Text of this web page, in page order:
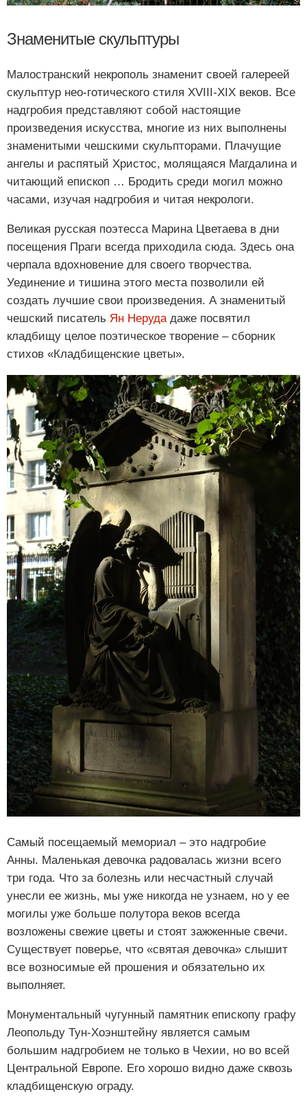
Знаменитые скульптуры
Малостранский некрополь знаменит своей галереей
скульптур нео-готического стиля XVIII-XIX веков. Все
надгробия представляют собой настоящие
произведения искусства, многие из них выполнены
знаменитыми чешскими скульпторами. Плачущие
ангелы и распятый Христос, молящаяся Магдалина и
читающий епископ … Бродить среди могил можно
часами, изучая надгробия и читая некрологи.
Великая русская поэтесса Марина Цветаева в дни
посещения Праги всегда приходила сюда. Здесь она
черпала вдохновение для своего творчества.
Уединение и тишина этого места позволили ей
создать лучшие свои произведения. А знаменитый
чешский писатель Ян Нерудадаже посвятил
кладбищу целое поэтическое творение – сборник
стихов «Кладбищенские цветы».
Самый посещаемый мемориал – это надгробие
Анны. Маленькая девочка радовалась жизни всего
три года. Что за болезнь или несчастный случай
унесли ее жизнь, мы уже никогда не узнаем, но у ее
могилы уже больше полутора веков всегда
возложены свежие цветы и стоят зажженные свечи.
Существует поверье, что «святая девочка» слышит
все возносимые ей прошения и обязательно их
выполняет.
Монументальный чугунный памятник епископу графу
Леопольду Тун-Хоэнштейну является самым
большим надгробием не только в Чехии, но во всей
Центральной Европе. Его хорошо видно даже сквозь
кладбищенскую ограду.